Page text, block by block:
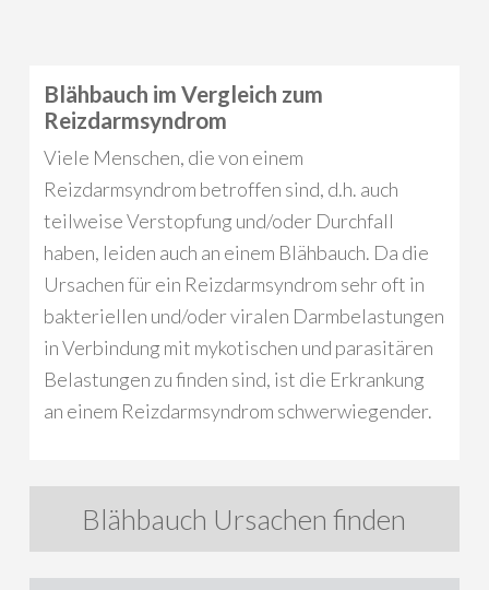
Blähbauch im Vergleich zum
Reizdarmsyndrom
Viele Menschen, die von einem
Reizdarmsyndrom betroffen sind, d.h. auch
teilweise Verstopfung und/oder Durchfall
haben, leiden auch an einem Blähbauch. Da die
Ursachen für ein Reizdarmsyndrom sehr oft in
bakteriellen und/oder viralen Darmbelastungen
in Verbindung mit mykotischen und parasitären
Belastungen zu finden sind, ist die Erkrankung
an einem Reizdarmsyndrom schwerwiegender.
Blähbauch Ursachen finden